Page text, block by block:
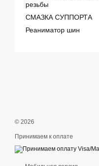
резьбы
СМАЗКА СУППОРТА
Реаниматор шин
© 2026
Принимаем к оплате